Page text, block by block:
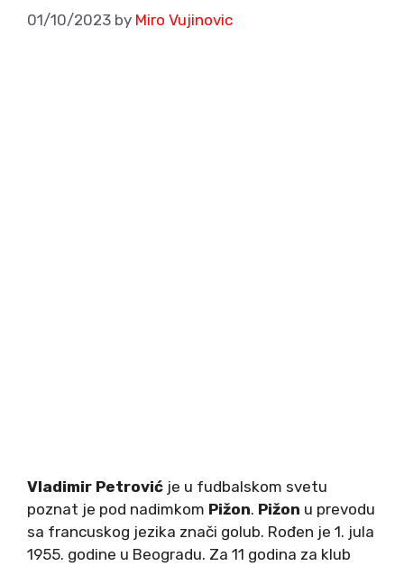
01/10/2023 by Miro Vujinovic
Vladimir Petrović je u fudbalskom svetu
poznat je pod nadimkom Pižon. Pižon u prevodu
sa francuskog jezika znači golub. Rođen je 1. jula
1955. godine u Beogradu. Za 11 godina za klub